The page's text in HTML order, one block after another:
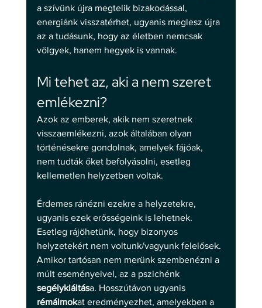
a szívünk újra megtelik bizakodással,
energiánk visszatérhet, ugyanis meglesz újra
az a tudásunk, hogy az életben nemcsak
völgyek, hanem hegyek is vannak.
Mi tehet az, aki a nem szeret
emlékezni?
Azok az emberek, akik nem szeretnek
visszaemlékezni, azok általában olyan
történésekre gondolnak, amelyek fájóak,
nem tudták őket befolyásolni, esetleg
kellemetlen helyzetben voltak.
Érdemes ránézni ezekre a helyzetekre,
ugyanis ezek erősségeink is lehetnek.
Esetleg rájöhetünk, hogy bizonyos
helyzetekért nem voltunk/vagyunk felelősek.
Amikor tartósan nem merünk szembenézni a
múlt eseményeivel, az a pszichénk
segélykiáltása. Hosszútávon ugyanis
rémálmokat eredményezhet, amelyekben a